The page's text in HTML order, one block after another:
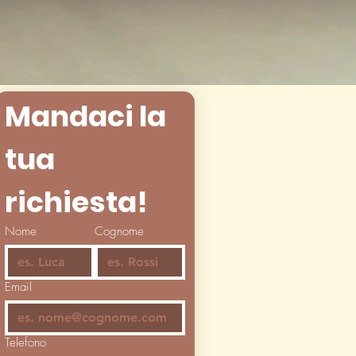
Mandaci la
tua
richiesta!
Nome Cognome
Email
Telefono